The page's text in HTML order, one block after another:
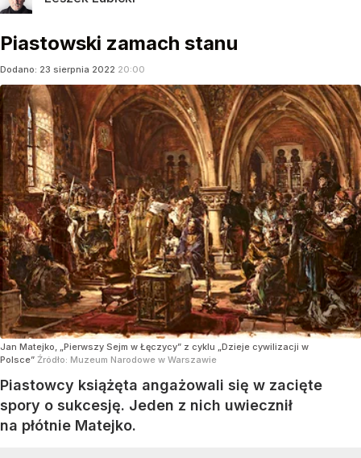
Piastowski zamach stanu
Dodano: 23 sierpnia 2022 20:00
Jan Matejko, „Pierwszy Sejm w Łęczycy” z cyklu „Dzieje cywilizacji w
Polsce” Źródło: Muzeum Narodowe w Warszawie
Piastowcy książęta angażowali się w zacięte
spory o sukcesję. Jeden z nich uwiecznił
na płótnie Matejko.